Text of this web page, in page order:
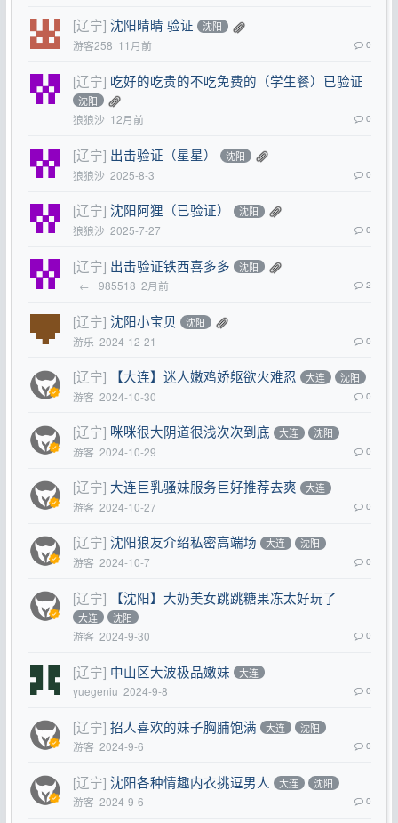
[辽宁] 沈阳晴晴 验证 沈阳
游客258 11月前 0
[辽宁] 吃好的吃贵的不吃免费的（学生餐）已验证
沈阳
狼狼沙 12月前 0
[辽宁] 出击验证（星星） 沈阳
狼狼沙 2025-8-3 0
[辽宁] 沈阳阿狸（已验证） 沈阳
狼狼沙 2025-7-27 0
[辽宁] 出击验证铁西喜多多 沈阳
← 985518 2月前 2
[辽宁] 沈阳小宝贝 沈阳
游乐 2024-12-21 0
[辽宁] 【大连】迷人嫩鸡娇躯欲火难忍 大连 沈阳
游客 2024-10-30 0
[辽宁] 咪咪很大阴道很浅次次到底 大连 沈阳
游客 2024-10-29 0
[辽宁] 大连巨乳骚妹服务巨好推荐去爽 大连
游客 2024-10-27 0
[辽宁] 沈阳狼友介绍私密高端场 大连 沈阳
游客 2024-10-7 0
[辽宁] 【沈阳】大奶美女跳跳糖果冻太好玩了
大连 沈阳
游客 2024-9-30 0
[辽宁] 中山区大波极品嫩妹 大连
yuegeniu 2024-9-8 0
[辽宁] 招人喜欢的妹子胸脯饱满 大连 沈阳
游客 2024-9-6 0
[辽宁] 沈阳各种情趣内衣挑逗男人 大连 沈阳
游客 2024-9-6 0